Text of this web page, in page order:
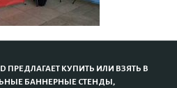
ПРЕДЛАГАЕТ КУПИТЬ ИЛИ ВЗЯТЬ В
БАННЕРНЫЕ СТЕНДЫ,